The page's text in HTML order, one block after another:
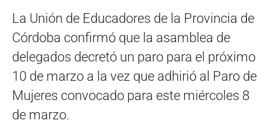
La Unión de Educadores de la Provincia de
Córdoba confirmó que la asamblea de
delegados decretó un paro para el próximo
10 de marzo a la vez que adhirió al Paro de
Mujeres convocado para este miércoles 8
de marzo.